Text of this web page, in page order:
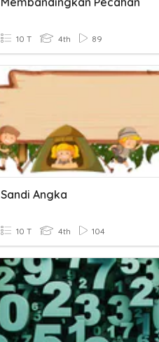
10 T 4th 89
Sandi Angka
10 T 4th 104